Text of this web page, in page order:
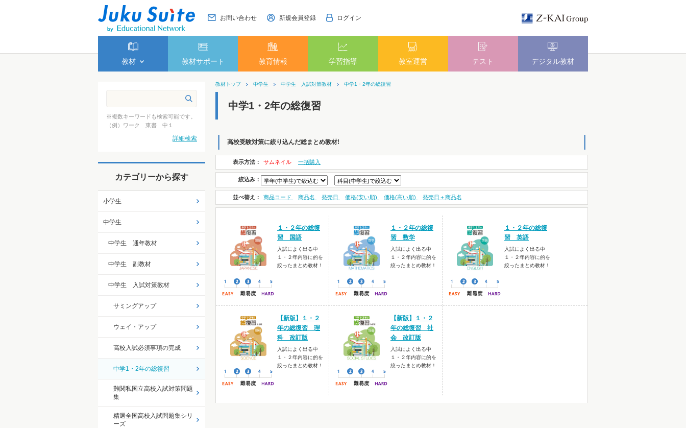
お問い合わせ 新規会員登録 ログイン
教材 教材サポート 教育情報 学習指導 教室運営 テスト デジタル教材
教材トップ 中学生 中学生 入試対策教材 中学1・2年の総復習
中学1・2年の総復習
高校受験対策に絞り込んだ総まとめ教材!
表示方法： サムネイル 一括購入
絞込み：
並べ替え： 商品コード 商品名 発売日 価格(安い順) 価格(高い順) 発売日＋商品名
１・２年の総復
習 国語
入試によく出る中
１・２年内容に的を
絞ったまとめ教材！
１・２年の総復
習 数学
入試によく出る中
１・２年内容に的を
絞ったまとめ教材！
１・２年の総復
習 英語
入試によく出る中
１・２年内容に的を
絞ったまとめ教材！
【新版】１・２
年の総復習 理
科 改訂版
入試によく出る中
１・２年内容に的を
絞ったまとめ教材！
【新版】１・２
年の総復習 社
会 改訂版
入試によく出る中
１・２年内容に的を
絞ったまとめ教材！
※複数キーワードも検索可能です。
（例）ワーク 東書 中１
詳細検索
カテゴリーから探す
小学生
中学生
中学生 通年教材
中学生 副教材
中学生 入試対策教材
サミングアップ
ウェイ・アップ
高校入試必須事項の完成
中学1・2年の総復習
難関私国立高校入試対策問題
集
精選全国高校入試問題集シリ
ーズ